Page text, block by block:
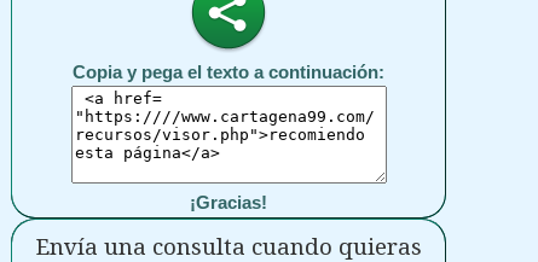
Copia y pega el texto a continuación:
¡Gracias!
Envía una consulta cuando quieras